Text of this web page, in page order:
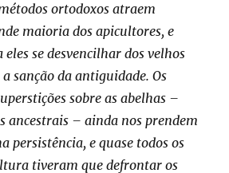
ortodoxos atraem
maioria dos apicultores, e
se desvencilhar dos velhos
sanção da antiguidade. Os
sobre as abelhas –
ancestrais – ainda nos prendem
persistência, e quase todos os
tiveram que defrontar os